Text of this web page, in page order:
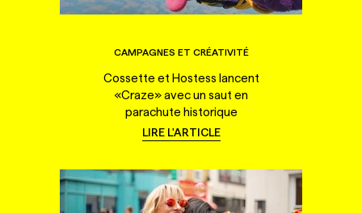
CAMPAGNES ET CRÉATIVITÉ
Cossette et Hostess lancent
«Craze» avec un saut en
parachute historique
LIRE L'ARTICLE